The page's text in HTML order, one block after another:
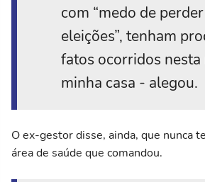
com “medo de
eleições”, tenham
fatos ocorridos nesta
minha casa - alegou.
O ex-gestor disse, ainda, que nunca
área de saúde que comandou.